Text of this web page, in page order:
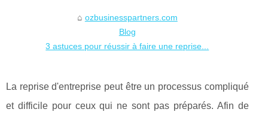
ozbusinesspartners.com
Blog
3 astuces pour réussir à faire une reprise...
La reprise d'entreprise peut être un processus compliqué
et difficile pour ceux qui ne sont pas préparés. Afin de